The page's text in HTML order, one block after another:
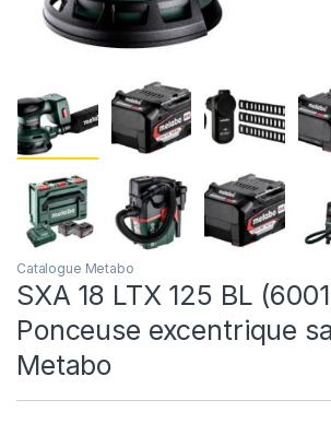
Catalogue Metabo
SXA 18 LTX 125 BL
Ponceuse excentrique
Metabo